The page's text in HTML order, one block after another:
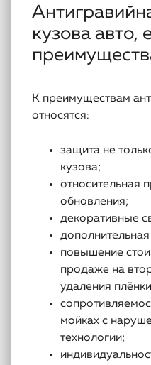
кузова авто,
К преимуществам
относятся:
защита не
кузова;
относительная
обновления;
декоративные
дополнительная
повышение
продаже на
удаления
мойках с
технологии;